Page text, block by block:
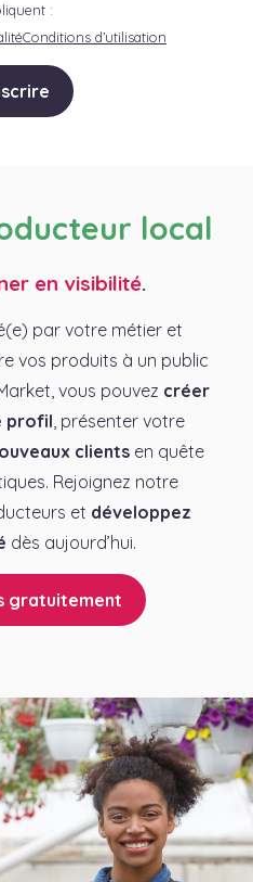
:
Conditions d’utilisation
local
en visibilité.
par votre métier et
vos produits à un public
vous pouvez créer
profil , présenter votre
clientsen quête
Rejoignez notre
et développez
dès aujourd’hui.
gratuitement